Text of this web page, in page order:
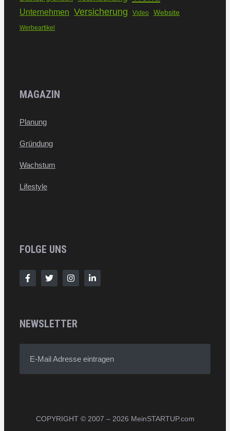
Unternehmen Versicherung Video Website
Werbeartikel
MAGAZIN
Planung
Gründung
Wachstum
Lifestyle
FOLGE UNS
NEWSLETTER
E-Mail Adresse eintragen
COPYRIGHT © 2007 – 2026 MeinSTARTUP.com